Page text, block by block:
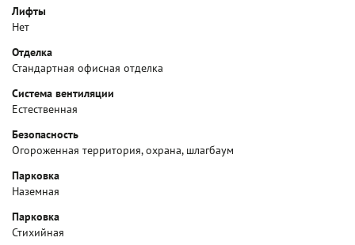
Лифты
Нет
Отделка
Стандартная офисная отделка
Система вентиляции
Естественная
Безопасность
Огороженная территория, охрана, шлагбаум
Парковка
Наземная
Парковка
Стихийная